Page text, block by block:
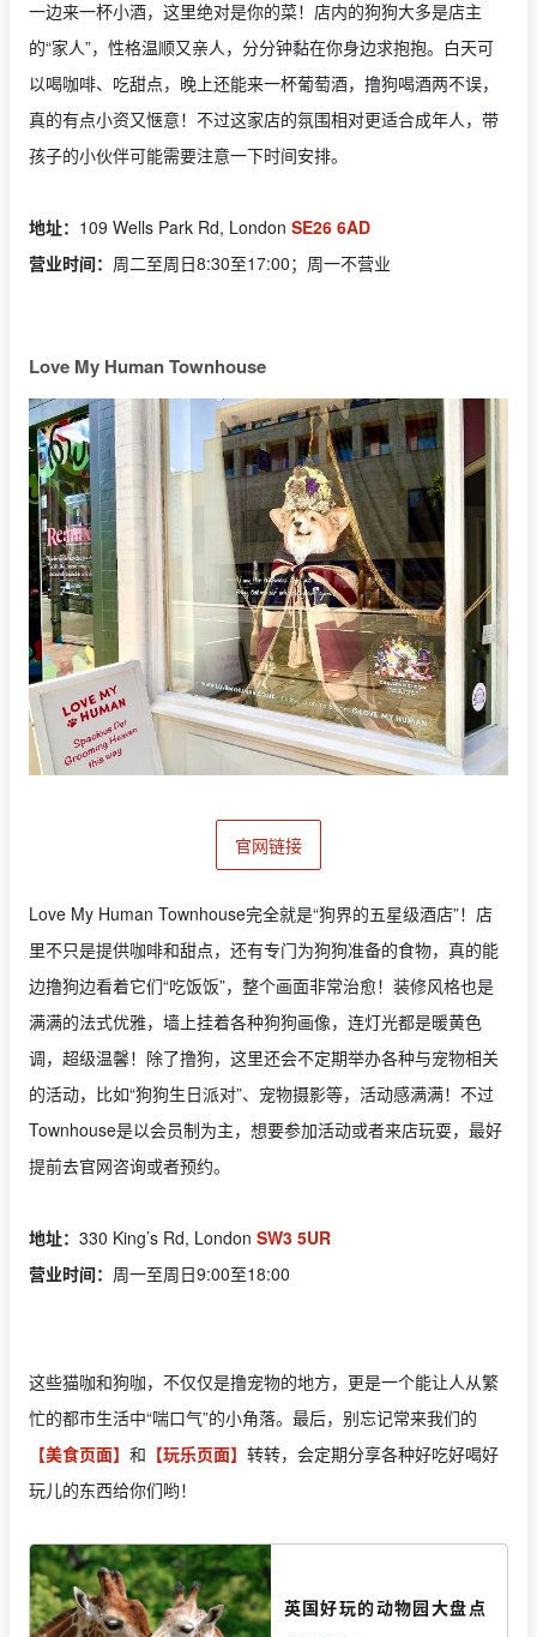
一边来一杯小酒，这里绝对是你的菜！店内的狗狗大多是店主
的“家人”，性格温顺又亲人，分分钟黏在你身边求抱抱。白天可
以喝咖啡、吃甜点，晚上还能来一杯葡萄酒，撸狗喝酒两不误，
真的有点小资又惬意！不过这家店的氛围相对更适合成年人，带
孩子的小伙伴可能需要注意一下时间安排。
地址： 109 Wells Park Rd, London SE26 6AD
营业时间： 周二至周日8:30至17:00；周一不营业
Love My Human Townhouse
官网链接
Love My Human Townhouse完全就是“狗界的五星级酒店”！店
里不只是提供咖啡和甜点，还有专门为狗狗准备的食物，真的能
边撸狗边看着它们“吃饭饭”，整个画面非常治愈！装修风格也是
满满的法式优雅，墙上挂着各种狗狗画像，连灯光都是暖黄色
调，超级温馨！除了撸狗，这里还会不定期举办各种与宠物相关
的活动，比如“狗狗生日派对”、宠物摄影等，活动感满满！不过
Townhouse是以会员制为主，想要参加活动或者来店玩耍，最好
提前去官网咨询或者预约。
地址： 330 King’s Rd, London SW3 5UR
营业时间： 周一至周日9:00至18:00
这些猫咖和狗咖，不仅仅是撸宠物的地方，更是一个能让人从繁
忙的都市生活中“喘口气”的小角落。最后，别忘记常来我们的
【美食页面】 和 【玩乐页面】 转转，会定期分享各种好吃好喝好
玩儿的东西给你们哟！
英国好玩的动物园大盘点